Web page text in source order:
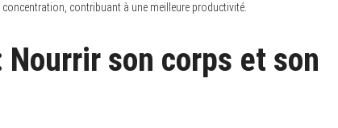
contribuant à une meilleure productivité.
son corps et son